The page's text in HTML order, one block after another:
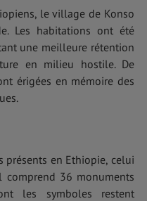
le village de Konso
Les habitations ont été
une meilleure rétention
en milieu hostile. De
érigées en mémoire des
présents en Ethiopie, celui
36 monuments
les symboles restent